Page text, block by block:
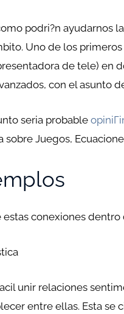
podri?n ayudarnos
Uno de los
de tele) en
con el asunto
seri­a probable
sobre Juegos,
conexiones
unir relaciones
entre ellas. Esta se